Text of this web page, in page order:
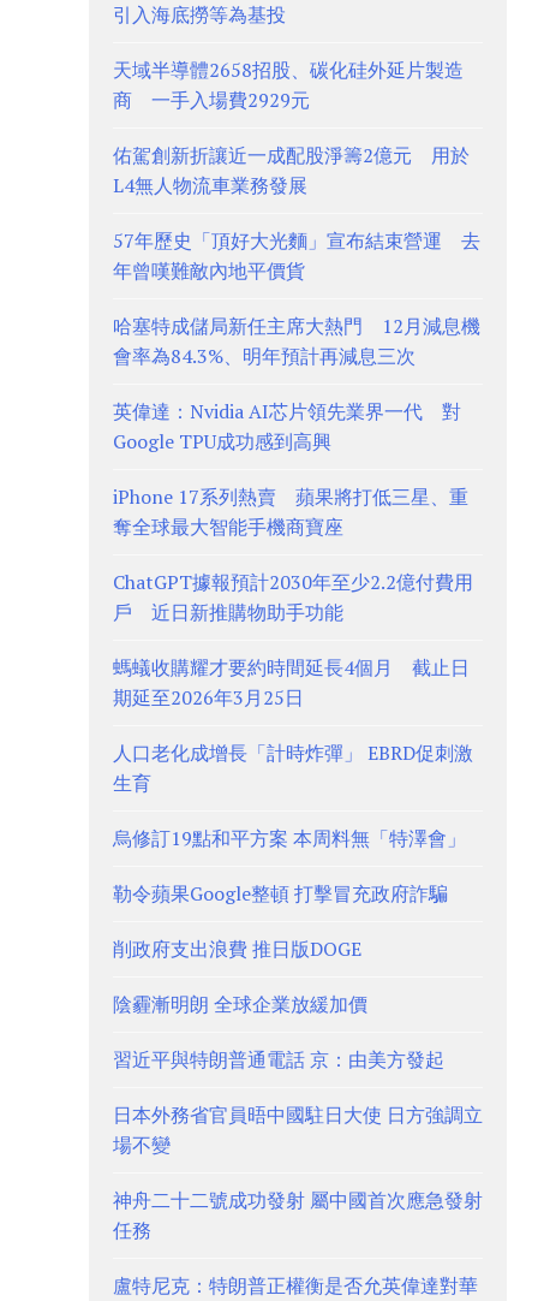
引入海底撈等為基投
天域半導體2658招股、碳化硅外延片製造
商 一手入場費2929元
佑駕創新折讓近一成配股淨籌2億元 用於
L4無人物流車業務發展
57年歷史「頂好大光麵」宣布結束營運 去
年曾嘆難敵內地平價貨
哈塞特成儲局新任主席大熱門 12月減息機
會率為84.3%、明年預計再減息三次
英偉達：Nvidia AI芯片領先業界一代 對
Google TPU成功感到高興
iPhone 17系列熱賣 蘋果將打低三星、重
奪全球最大智能手機商寶座
ChatGPT據報預計2030年至少2.2億付費用
戶 近日新推購物助手功能
螞蟻收購耀才要約時間延長4個月 截止日
期延至2026年3月25日
人口老化成增長「計時炸彈」 EBRD促刺激
生育
烏修訂19點和平方案 本周料無「特澤會」
勒令蘋果Google整頓 打擊冒充政府詐騙
削政府支出浪費 推日版DOGE
陰霾漸明朗 全球企業放緩加價
習近平與特朗普通電話 京：由美方發起
日本外務省官員晤中國駐日大使 日方強調立
場不變
神舟二十二號成功發射 屬中國首次應急發射
任務
盧特尼克：特朗普正權衡是否允英偉達對華